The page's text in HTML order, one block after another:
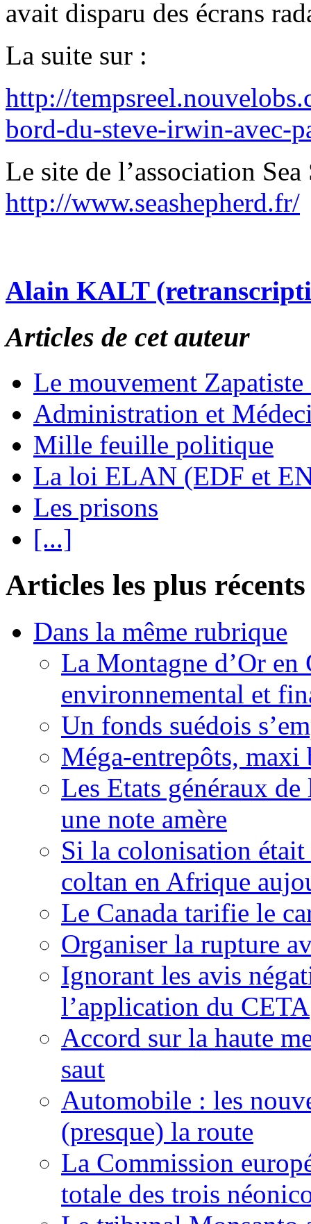
avait disparu des écrans
La suite sur :
http://
bord-du-steve-irwin-avec-
Le site de l’association
http://www.seashepherd.fr/
Alain KALT
Articles de cet auteur
Le mouvement
Administration et
Mille feuille politique
La loi ELAN (EDF et
Les prisons
[...]
Articles les plus récents
Dans la même rubrique
La Montagne d’Or
environnemental et
Un fonds suédois
Méga-entrepôts, maxi
Les Etats généraux
une note amère
Si la colonisation
coltan en Afrique
Le Canada tarifie le
Organiser la rupture
Ignorant les avis
l’application du CETA
Accord sur la haute
saut
Automobile : les
(presque) la route
La Commission
totale des trois